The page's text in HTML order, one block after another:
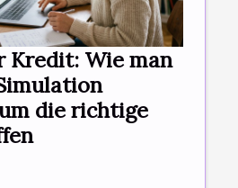
Kredit: Wie man
die richtige